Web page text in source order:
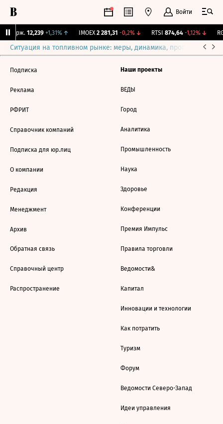
Войти
Бирж. 12,239 +1,31%↑ IMOEX 2 281,31 -0,2%↓ RTSI 874,64 -1,12%↓
Ситуация на топливном рынке: меры, динамика, прогнозы
Подписка
Реклама
РФРИТ
Справочник компаний
Подписка для юр.лиц
О компании
Редакция
Менеджмент
Архив
Обратная связь
Справочный центр
Распространение
Наши проекты
ВЕДЫ
Город
Аналитика
Промышленность
Наука
Здоровье
Конференции
Премия Импульс
Правила торговли
Ведомости&
Капитал
Инновации и технологии
Как потратить
Туризм
Форум
Ведомости Северо-Запад
Идеи управления